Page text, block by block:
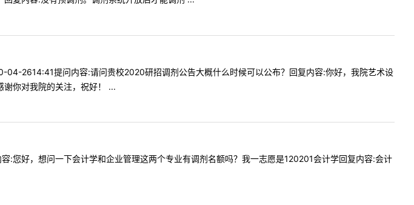
2614:41提问内容:请问贵校2020研招调剂公告大概什么时候可以公布？回复内容:你好，我院艺术设
你对我院的关注，祝好！ ...
好，想问一下会计学和企业管理这两个专业有调剂名额吗？我一志愿是120201会计学回复内容:会计